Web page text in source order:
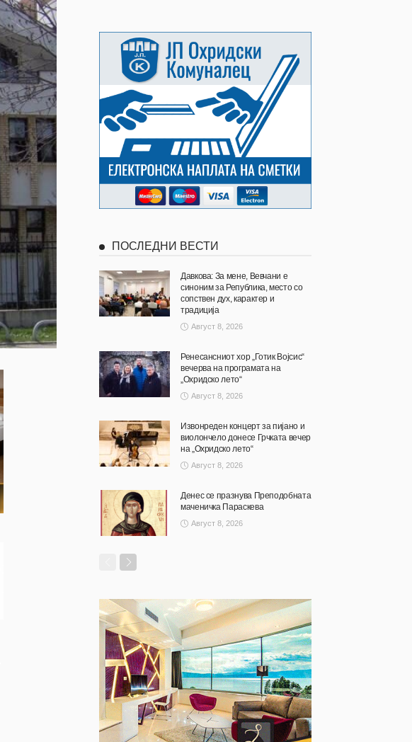
ПОСЛЕДНИ ВЕСТИ
Давкова: За мене, Вевчани е
синоним за Република, место со
сопствен дух, карактер и
традиција
Август 8, 2026
Ренесансниот хор „Готик Војсис“
вечерва на програмата на
„Охридско лето“
Август 8, 2026
Извонреден концерт за пијано и
виолончело донесе Грчката вечер
на „Охридско лето“
Август 8, 2026
Денес се празнува Преподобната
маченичка Параскева
Август 8, 2026